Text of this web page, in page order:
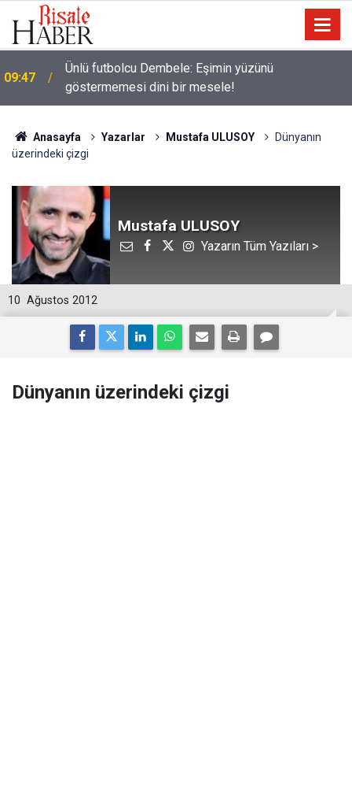
09:47
Ünlü futbolcu Dembele: Eşimin yüzünü
göstermemesi dini bir mesele!
Anasayfa Yazarlar Mustafa ULUSOY
Dünyanın
üzerindeki çizgi
Mustafa ULUSOY
Yazarın Tüm Yazıları >
10 Ağustos 2012
Dünyanın üzerindeki çizgi